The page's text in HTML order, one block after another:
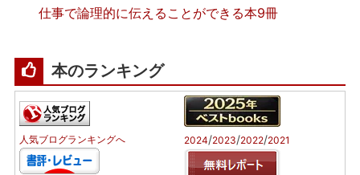
仕事で論理的に伝えることができる本9冊
本のランキング
人気ブログランキングへ 2024/2023/2022/2021